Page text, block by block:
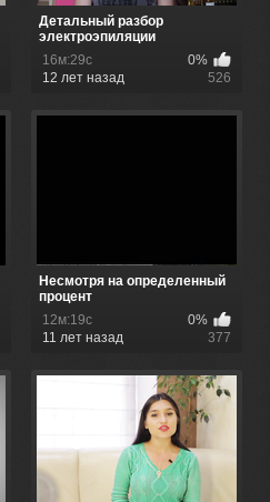
Детальный разбор
электроэпиляции
16м:29с
0%
12 лет назад
526
Несмотря на определенный
процент
скептицизма,магнито...
12м:19с
0%
11 лет назад
377